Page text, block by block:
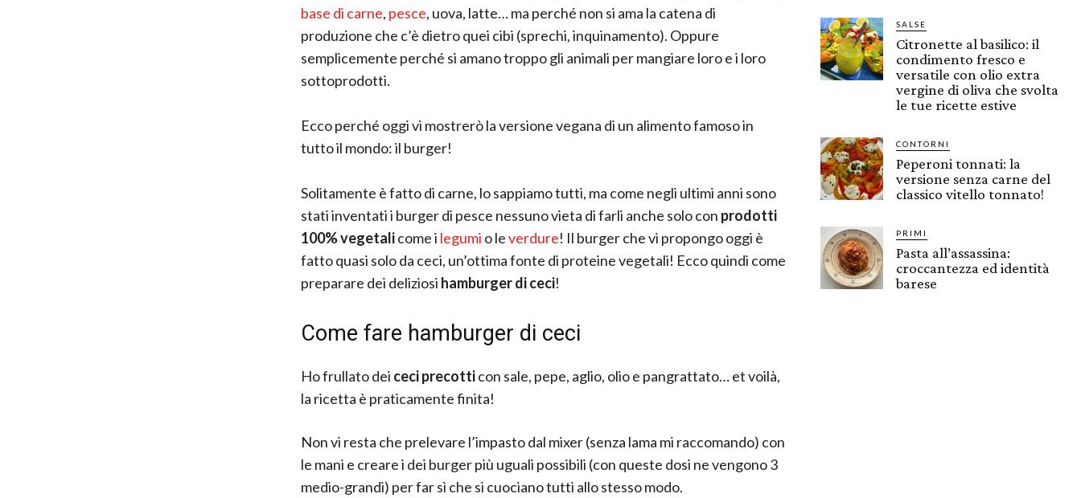
base di carne, pesce, uova, latte… ma perché non si ama la catena di
produzione che c’è dietro quei cibi (sprechi, inquinamento). Oppure
semplicemente perché si amano troppo gli animali per mangiare loro e i loro
sottoprodotti.
Ecco perché oggi vi mostrerò la versione vegana di un alimento famoso in
tutto il mondo: il burger!
Solitamente è fatto di carne, lo sappiamo tutti, ma come negli ultimi anni sono
stati inventati i burger di pesce nessuno vieta di farli anche solo con prodotti
100% vegetalicome i legumi o leverdure! Il burger che vi propongo oggi è
fatto quasi solo da ceci, un’ottima fonte di proteine vegetali! Ecco quindi come
preparare dei deliziosi hamburger di ceci!
Come fare hamburger di ceci
Ho frullato dei ceci precotticon sale, pepe, aglio, olio e pangrattato… et voilà,
la ricetta è praticamente finita!
Non vi resta che prelevare l’impasto dal mixer (senza lama mi raccomando) con
le mani e creare i dei burger più uguali possibili (con queste dosi ne vengono 3
medio-grandi) per far sì che si cuociano tutti allo stesso modo.
SALSE
Citronette al basilico: il
condimento fresco e
versatile con olio extra
vergine di oliva che svolta
le tue ricette estive
CONTORNI
Peperoni tonnati: la
versione senza carne del
classico vitello tonnato!
PRIMI
Pasta all’assassina:
croccantezza ed identità
barese